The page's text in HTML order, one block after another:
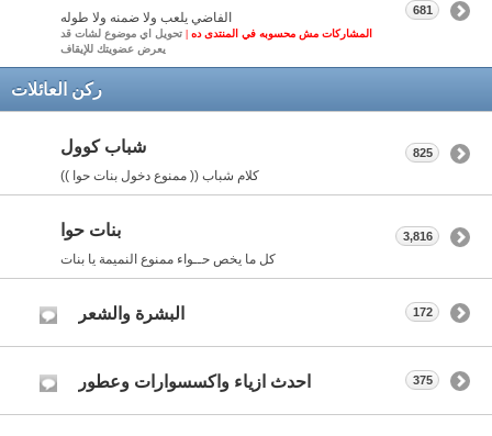
الفاضي يلعب ولا ضمنه ولا طوله
المشاركات مش محسوبه في المنتدى ده | تحويل اي موضوع لشات قد
يعرض عضويتك للإيقاف
681
ركن العائلات
شباب كوول
كلام شباب (( ممنوع دخول بنات حوا ))
825
بنات حوا
كل ما يخص حــواء ممنوع النميمة يا بنات
3,816
البشرة والشعر 172
احدث ازياء واكسسوارات وعطور 375